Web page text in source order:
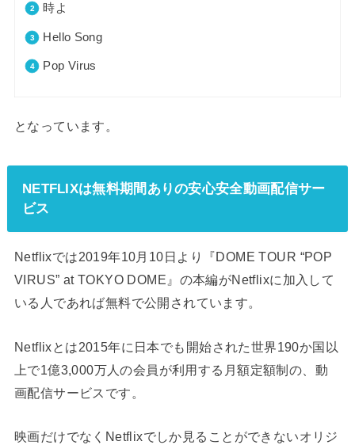
時よ
Hello Song
Pop Virus
となっています。
NETFLIXは無料期間ありの安心安全動画配信サー
ビス
Netflixでは2019年10月10日より『DOME TOUR “POP
VIRUS” at TOKYO DOME』の本編がNetflixに加入して
いる人であれば無料で公開されています。
Netflixとは2015年に日本でも開始された世界190か国以
上で1億3,000万人の会員が利用する月額定額制の、動
画配信サービスです。
映画だけでなくNetflixでしか見ることができないオリジ